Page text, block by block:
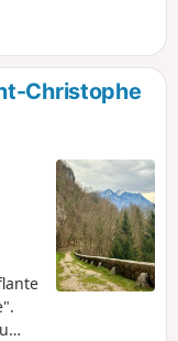
Royale.
Christophe